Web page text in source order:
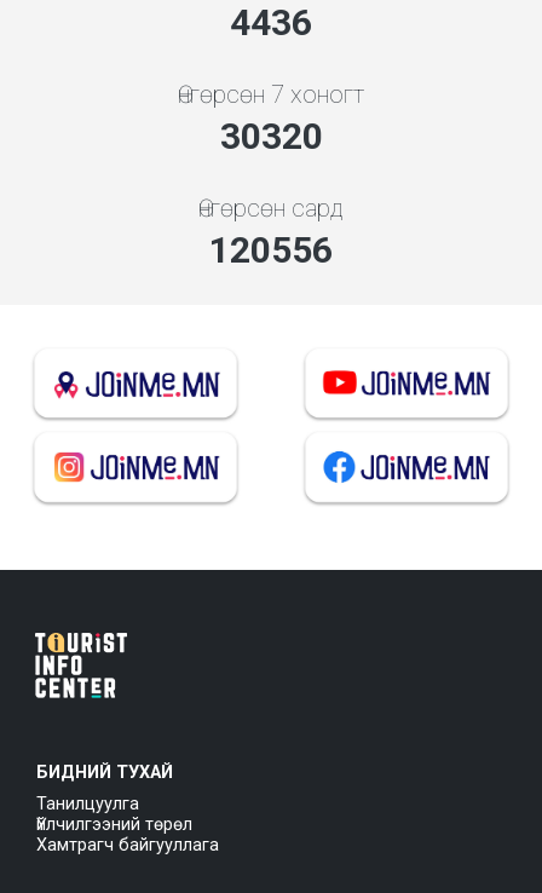
5119
Өнгөрсөн 7 хоногт
34985
Өнгөрсөн сард
139103
БИДНИЙ ТУХАЙ
Танилцуулга
Үйлчилгээний төрөл
Хамтрагч байгууллага